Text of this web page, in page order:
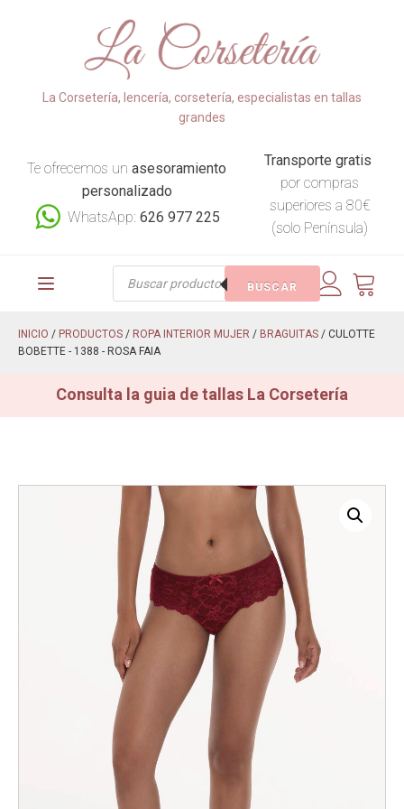
La Corsetería, lencería, corsetería, especialistas en tallas
grandes
Te ofrecemos unasesoramiento
personalizado
WhatsApp:626 977 225
Transporte gratis
por compras
superiores a 80€
(solo Península)
Búsqueda
BUSCAR
INICIO / PRODUCTOS / ROPA INTERIOR MUJER / BRAGUITAS / CULOTTE
BOBETTE - 1388 - ROSA FAIA
Consulta la guia de tallas La Corsetería